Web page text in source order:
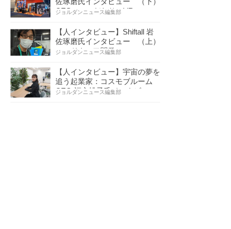
CESへのこだわり VR…
ジョルダンニュース編集部
【人インタビュー】Shiftall 岩
佐琢磨氏インタビュー （上）
ハードウェア開発へ…
ジョルダンニュース編集部
【人インタビュー】宇宙の夢を
追う起業家：コスモブルーム
CEO 福永桃子氏インタビ…
ジョルダンニュース編集部